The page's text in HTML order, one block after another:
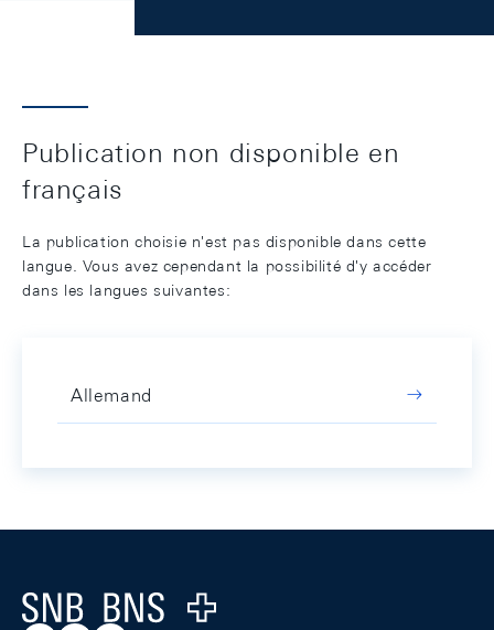
Publication non disponible en
français
La publication choisie n'est pas disponible dans cette
langue. Vous avez cependant la possibilité d'y accéder
dans les langues suivantes:
Allemand
Logo